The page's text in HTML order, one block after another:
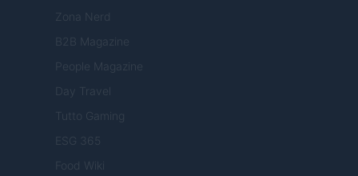
Zona Nerd
B2B Magazine
People Magazine
Day Travel
Tutto Gaming
ESG 365
Food Wiki